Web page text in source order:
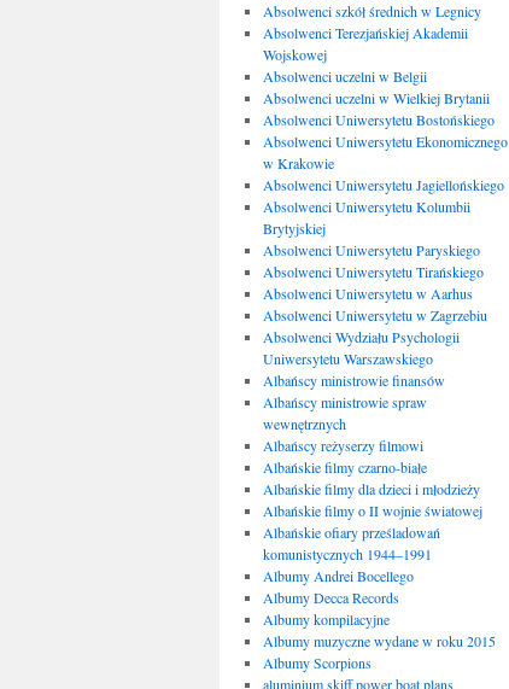
Absolwenci szkół średnich w Legnicy
Absolwenci Terezjańskiej Akademii
Wojskowej
Absolwenci uczelni w Belgii
Absolwenci uczelni w Wielkiej Brytanii
Absolwenci Uniwersytetu Bostońskiego
Absolwenci Uniwersytetu Ekonomicznego
w Krakowie
Absolwenci Uniwersytetu Jagiellońskiego
Absolwenci Uniwersytetu Kolumbii
Brytyjskiej
Absolwenci Uniwersytetu Paryskiego
Absolwenci Uniwersytetu Tirańskiego
Absolwenci Uniwersytetu w Aarhus
Absolwenci Uniwersytetu w Zagrzebiu
Absolwenci Wydziału Psychologii
Uniwersytetu Warszawskiego
Albańscy ministrowie finansów
Albańscy ministrowie spraw
wewnętrznych
Albańscy reżyserzy filmowi
Albańskie filmy czarno-białe
Albańskie filmy dla dzieci i młodzieży
Albańskie filmy o II wojnie światowej
Albańskie ofiary prześladowań
komunistycznych 1944–1991
Albumy Andrei Bocellego
Albumy Decca Records
Albumy kompilacyjne
Albumy muzyczne wydane w roku 2015
Albumy Scorpions
aluminium skiff power boat plans